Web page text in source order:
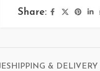
Share:
SHIPPING & DELIVERY